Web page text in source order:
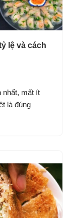
lệ và cách
nhất, mất ít
là đúng